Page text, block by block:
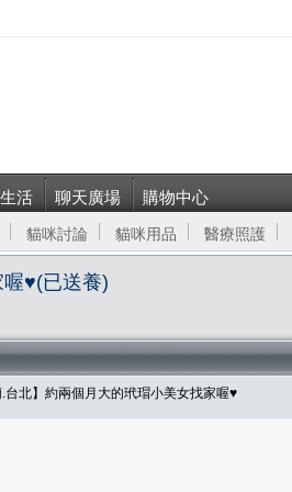
活 聊天廣場 購物中心
貓咪討論 貓咪用品 醫療照護
♥(已送養)
.台北】約兩個月大的玳瑁小美女找家喔♥